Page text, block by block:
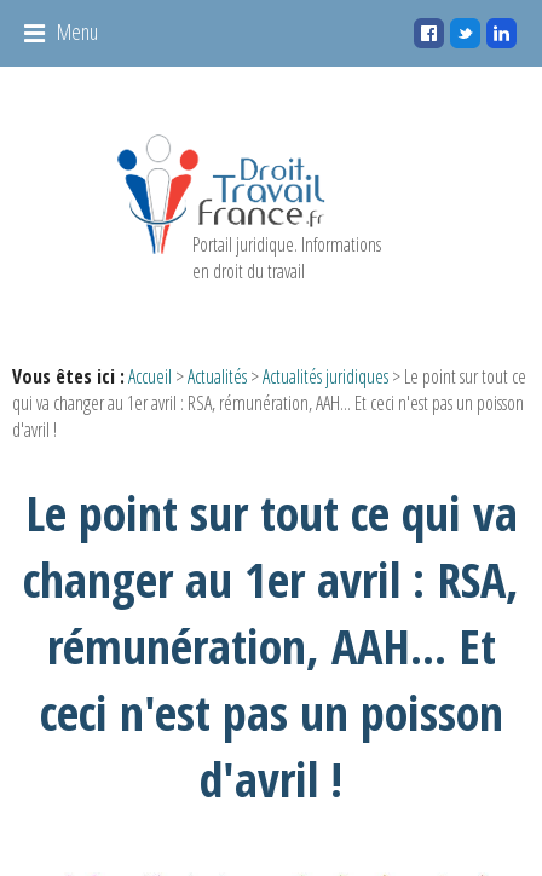
Menu
Portail juridique. Informations
en droit du travail
Vous êtes ici :Accueil >Actualités>Actualités juridiques> Le point sur tout ce
qui va changer au 1er avril : RSA, rémunération, AAH... Et ceci n'est pas un poisson
d'avril !
Le point sur tout ce qui va
changer au 1er avril : RSA,
rémunération, AAH... Et
ceci n'est pas un poisson
d'avril !